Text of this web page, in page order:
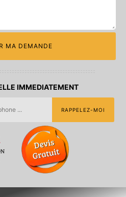
IMMEDIATEMENT